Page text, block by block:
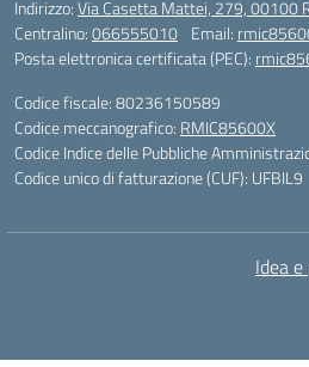
Indirizzo:Via Casetta Mattei, 279, 00100
Centralino:066555010 Email:
Posta elettronica certificata (PEC):
Codice fiscale: 80236150589
Codice meccanografico: RMIC85600X
Codice Indice delle Pubbliche
Codice unico di fatturazione (CUF): UFBIL9
Idea